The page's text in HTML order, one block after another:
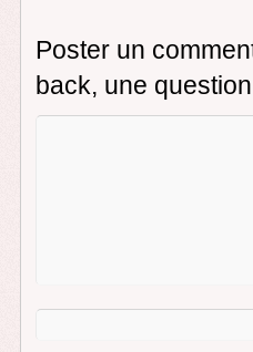
Poster un
back, une question